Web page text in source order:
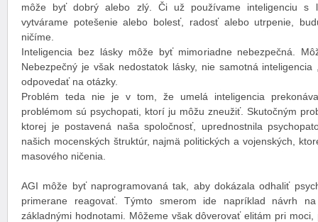
môže byť dobrý alebo zlý. Či už používame inteligenciu s
vytvárame potešenie alebo bolesť, radosť alebo utrpenie,
ničíme.
Inteligencia bez lásky môže byť mimoriadne nebezpečná.
Nebezpečný je však nedostatok lásky, nie samotná
odpovedať na otázky.
Problém teda nie je v tom, že umelá inteligencia
problémom sú psychopati, ktorí ju môžu zneužiť. Skutočným
ktorej je postavená naša spoločnosť, uprednostnila
našich mocenských štruktúr, najmä politických a vojenských,
masového ničenia.
AGI môže byť naprogramovaná tak, aby dokázala odhaliť
primerane reagovať. Týmto smerom ide napríklad návrh
základnými hodnotami. Môžeme však dôverovať elitám pri